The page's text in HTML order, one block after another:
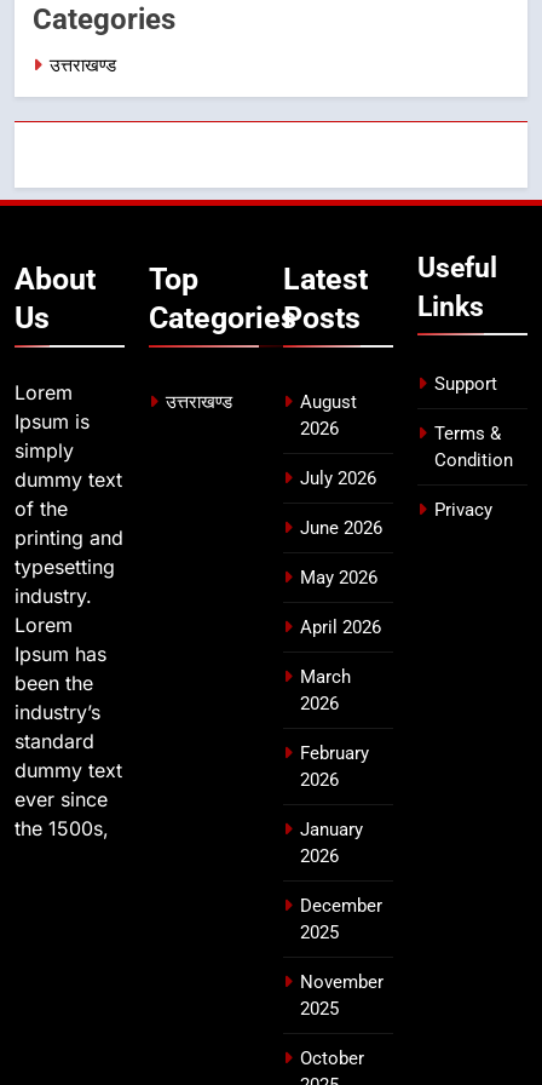
7
उत्तराखण्ड
दिल्ली-देहरादून आर्थिक कॉरिडोर से जुड़ी
का डीएम ने किया निरीक्षण; समयबद्ध एवं
गुणवत्तापूर्ण निर्माण सुनिश्चित करने के
निर्देश, सुरक्षा मानकों से कोई समझौता
Categories
उत्तराखण्ड
About
Us
Lorem
Ipsum is
simply
dummy text
of the
printing and
typesetting
industry.
Lorem
Ipsum has
been the
industry’s
standard
dummy text
ever since
the 1500s,
Top
Categories
उत्तराखण्ड
Latest
Posts
August
2026
July 2026
June 2026
May 2026
April 2026
March
2026
February
2026
January
2026
December
2025
November
2025
October
Useful
Links
Support
Terms &
Condition
Privacy